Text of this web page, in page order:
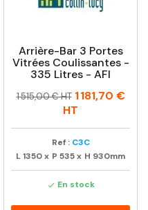
Arrière-Bar 3 Portes
Vitrées Coulissantes -
335 Litres - AFI
Prix
Prix
1 515,00 € HT 1 181,70 €
HT
Ref : C3C
L1350x P 535x H 930mm
 En stock